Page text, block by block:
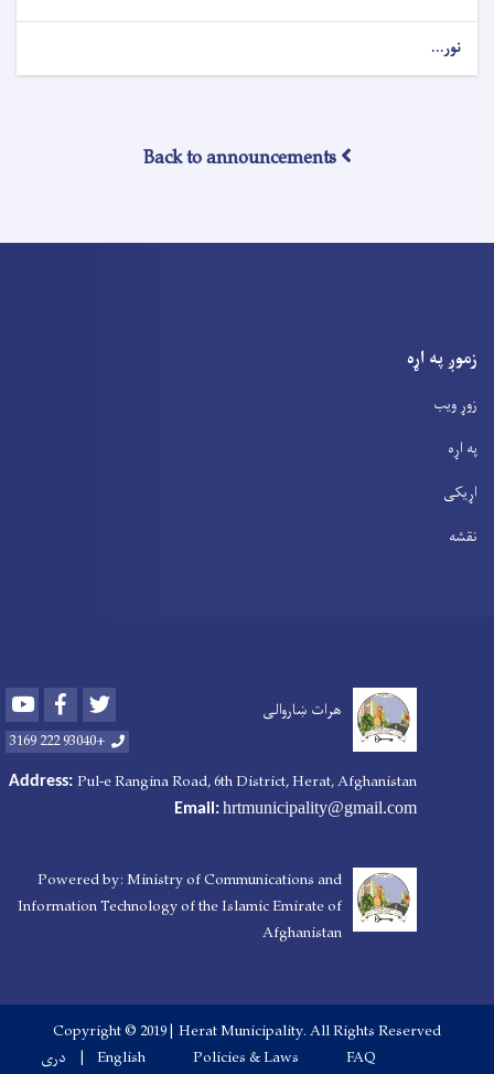
نور...
Back to announcements
زموږ په اړه
زوړ ویب
په اړه
اړیکی
نقشه
هرات ښاروالی Youtube Facebook
+93040 222 3169
Address: Pul-e Rangina Road, 6th District, Herat, Afghanistan
Email:hrtmunicipality@gmail.com
Powered by: Ministry of Communications and
Information Technology of the Islamic Emirate of
Afghanistan
Copyright © 2019 | Herat Municipality. All Rights Reserved
Footer menu
FAQ
Policies & Laws
English دری